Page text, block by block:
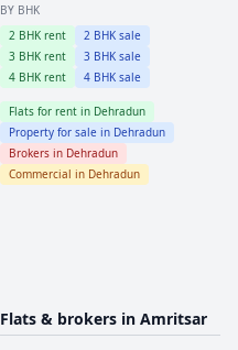
BY BHK
2 BHK rent 2 BHK sale
3 BHK rent 3 BHK sale
4 BHK rent 4 BHK sale
Flats for rent in Dehradun
Property for sale in Dehradun
Brokers in Dehradun
Commercial in Dehradun
Flats & brokers in Amritsar